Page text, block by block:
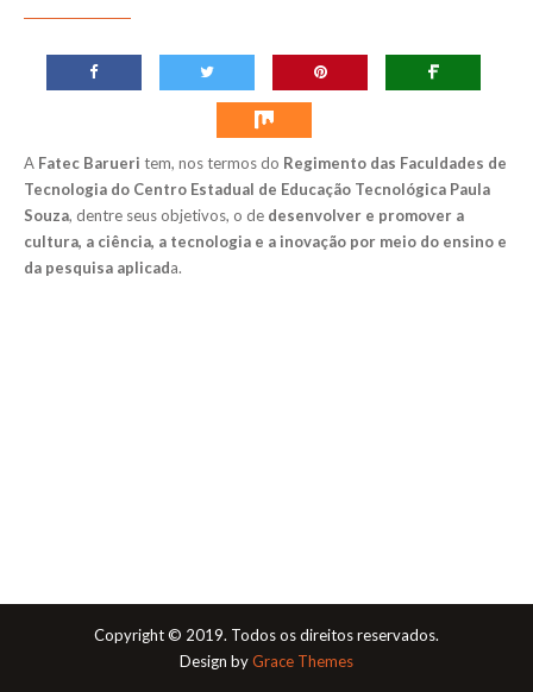
A Fatec Barueri tem, nos termos do Regimento das Faculdades de
Tecnologia do Centro Estadual de Educação Tecnológica Paula
Souza, dentre seus objetivos, o de desenvolver e promover a
cultura, a ciência, a tecnologia e a inovação por meio do ensino e
da pesquisa aplicada.
Copyright © 2019. Todos os direitos reservados.
Design byGrace Themes